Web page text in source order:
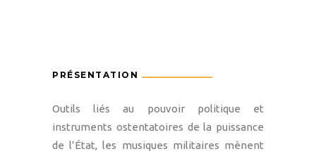
PRÉSENTATION
Outils liés au pouvoir politique et
instruments ostentatoires de la puissance
de l’État, les musiques militaires mènent